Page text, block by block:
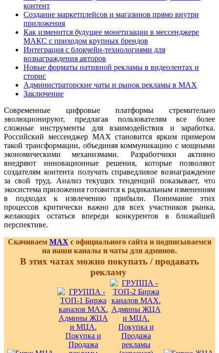
контент
Создание маркетплейсов и магазинов прямо внутри
приложения
Как изменится будущее монетизации в мессенджере
МАКС с приходом крупных брендов
Интеграция с блокчейн-технологиями для
вознаграждения авторов
Новые форматы нативной рекламы в видеолентах и
сторис
Администраторские чаты и рынок рекламы в MAX
Заключение
Современные цифровые платформы стремительно
эволюционируют, предлагая пользователям все более
сложные инструменты для взаимодействия и заработка.
Российский мессенджер MAX становится ярким примером
такой трансформации, объединяя коммуникацию с мощными
экономическими механизмами. Разработчики активно
внедряют инновационные решения, которые позволяют
создателям контента получать справедливое вознаграждение
за свой труд. Анализ текущих тенденций показывает, что
экосистема приложения готовится к радикальным изменениям
в подходах к извлечению прибыли. Понимание этих
процессов критически важно для всех участников рынка,
желающих остаться впереди конкурентов в ближайшей
перспективе.
Скачиваем MAX с официального сайта и подписываемся
на наши каналы и чаты для админов.
В этих чатах можно покупать / продавать
рекламу